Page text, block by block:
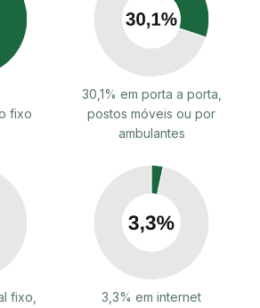
fixo
30,1% em porta a porta,
postos móveis ou por
ambulantes
fixo,
3,3% em internet